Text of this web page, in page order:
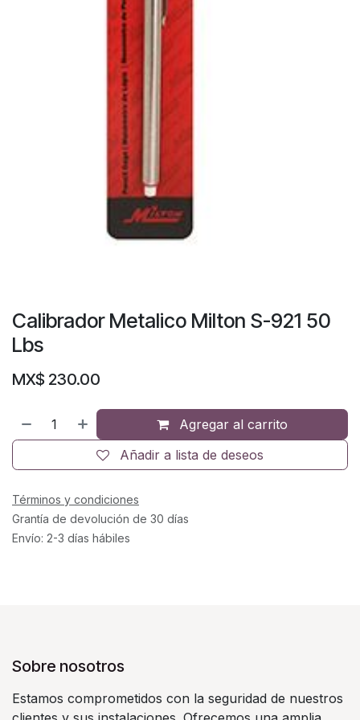
Calibrador Metalico Milton S-921 50
Lbs
MX$ 230.00
Agregar al carrito
Añadir a lista de deseos
Términos y condiciones
Grantía de devolución de 30 días
Envío: 2-3 días hábiles
Sobre nosotros
Estamos comprometidos con la seguridad de nuestros